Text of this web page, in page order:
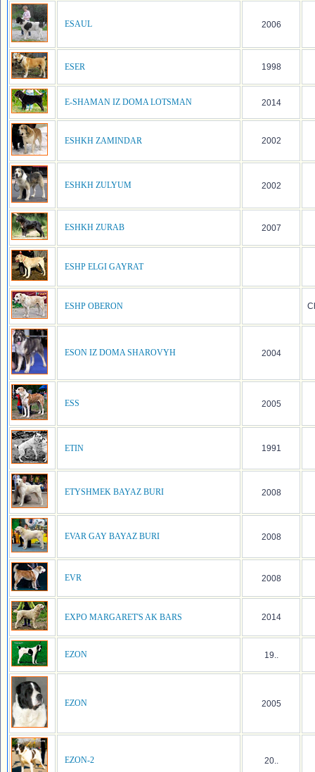
ESAUL 2006
ESER 1998
E-SHAMAN IZ DOMA LOTSMAN 2014
ESHKH ZAMINDAR 2002
ESHKH ZULYUM 2002
ESHKH ZURAB 2007
ESHP ELGI GAYRAT
ESHP OBERON
ESON IZ DOMA SHAROVYH 2004
ESS 2005
ETIN 1991
ETYSHMEK BAYAZ BURI 2008
EVAR GAY BAYAZ BURI 2008
EVR 2008
EXPO MARGARET'S AK BARS 2014
EZON 19..
EZON 2005
EZON-2 20..